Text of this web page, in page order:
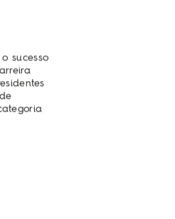
sucesso